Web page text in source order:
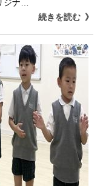
ジナ…
続きを読む